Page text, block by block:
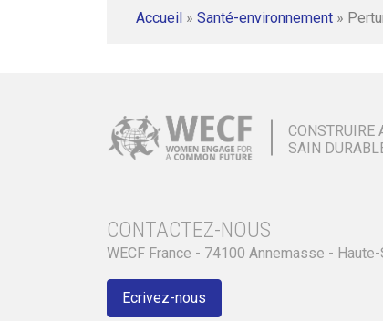
Accueil » Santé-environnement »
CONSTRUIRE
SAIN
CONTACTEZ-NOUS
WECF France - 74100 Annemasse -
Ecrivez-nous